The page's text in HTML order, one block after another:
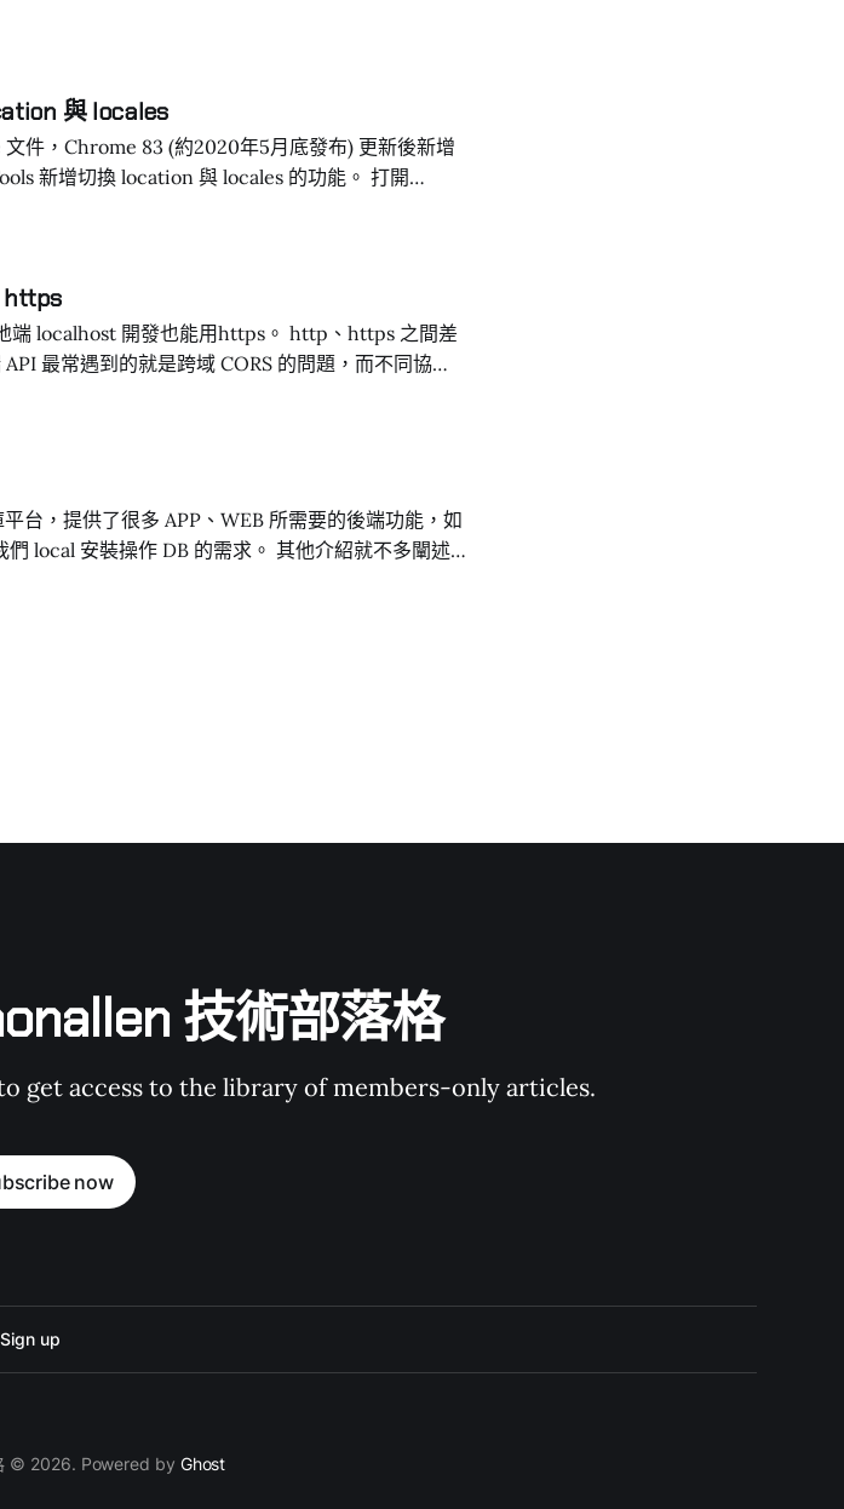
大前提的一件事情 - 帶上開發的「任務單號」！ 不
系統，如 Redmine 或 Jira，在新增任務開票、開單
產生的號碼或編號「任務單號」 理解修改的
與 locales
件，Chrome 83 (約2020年5月底發布) 更新後新增
https
開發也能用https。 http、https 之間差
最常遇到的就是跨域 CORS 的問題，而不同協議
作 DB 的需求。 其他介紹就不多闡述
Database ，而是單純以 Firebase Storage 為主
技術部落格
get access to the library of members-only articles.
now
Sign up
© 2026. Powered by Ghost